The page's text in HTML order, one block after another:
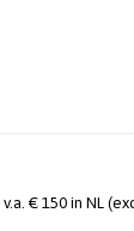
€ 150 in NL